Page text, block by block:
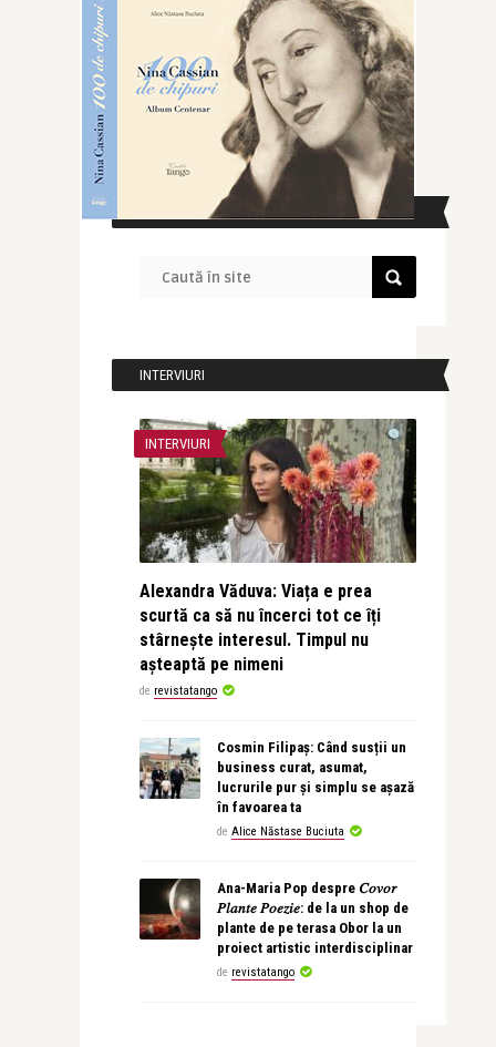
CAUTĂ ÎN SITE
INTERVIURI
INTERVIURI
Alexandra Văduva: Viața e prea
scurtă ca să nu încerci tot ce îți
stârnește interesul. Timpul nu
așteaptă pe nimeni
de revistatango
Cosmin Filipaș: Când susții un
business curat, asumat,
lucrurile pur și simplu se așază
în favoarea ta
de Alice Năstase Buciuta
Ana-Maria Pop despre 𝐶𝑜𝑣𝑜𝑟
𝑃𝑙𝑎𝑛𝑡𝑒 𝑃𝑜𝑒𝑧𝑖𝑒: de la un shop de
plante de pe terasa Obor la un
proiect artistic interdisciplinar
de revistatango